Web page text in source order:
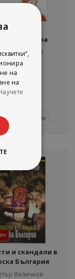
Язова -
на
- ново издание
Величков
- Запад
10,23 €
Добави
и скандали в
България
Величков
на
на